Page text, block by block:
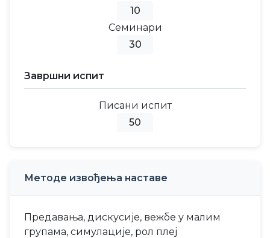
10
Семинари
30
Завршни испит
Писани испит
50
Методе извођења наставе
Предавања, дискусије, вежбе у малим
групама, симулације, рол плеј